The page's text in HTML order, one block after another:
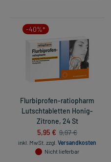
-40%*
Flurbiprofen-ratiopharm
Lutschtabletten Honig-
Zitrone, 24 St
5,95 € 9,97 €
inkl. MwSt. zzgl. Versandkosten
Nicht lieferbar